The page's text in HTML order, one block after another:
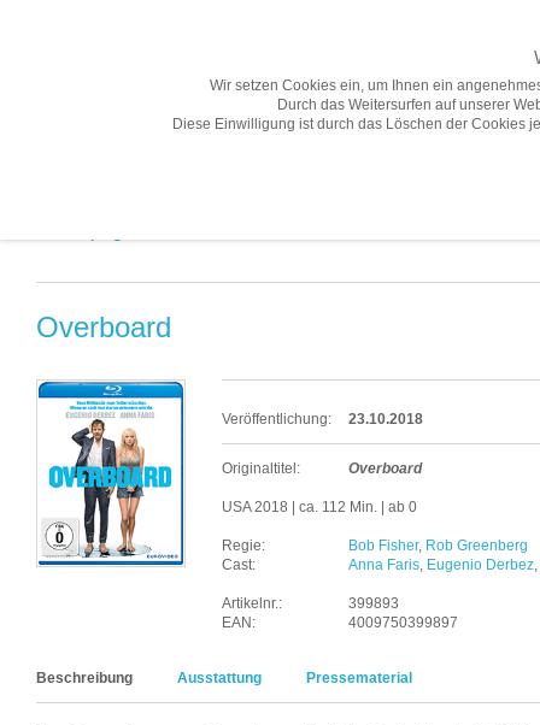
Overboard
Veröffentlichung: 23.10.2018
Originaltitel: Overboard
USA 2018 | ca. 112 Min. | ab 0
Regie: Bob Fisher, Rob Greenberg
Cast:
Anna Faris, Eugenio Derbez,
Artikelnr.:
399893
EAN:
4009750399897
Beschreibung Ausstattung Pressematerial
Wir setzen Cookies ein, um Ihnen ein
Durch das Weitersurfen auf unserer
Diese Einwilligung ist durch das Löschen der Cookies